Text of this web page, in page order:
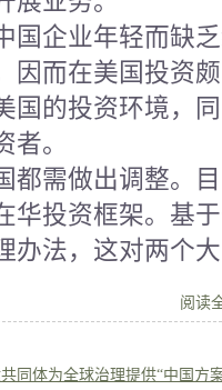
企业年轻而缺乏
因而在美国投资
国的投资环境，
者。
需做出调整。目
华投资框架。基
办法，这对两个
阅读
同体为全球治理提供“中国方